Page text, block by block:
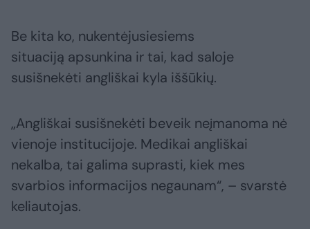
Be kita ko, nukentėjusiesiems
situaciją apsunkina ir tai, kad saloje
susišnekėti angliškai kyla iššūkių.
„Angliškai susišnekėti beveik neįmanoma nė
vienoje institucijoje. Medikai angliškai
nekalba, tai galima suprasti, kiek mes
svarbios informacijos negaunam“, – svarstė
keliautojas.